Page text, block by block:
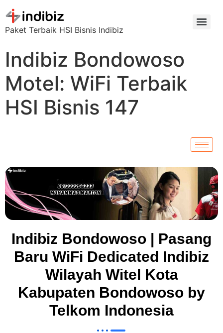
Paket Terbaik HSI Bisnis Indibiz
Indibiz Bondowoso
Motel: WiFi Terbaik
HSI Bisnis 147
Indibiz Bondowoso | Pasang
Baru WiFi Dedicated Indibiz
Wilayah Witel Kota
Kabupaten Bondowoso by
Telkom Indonesia